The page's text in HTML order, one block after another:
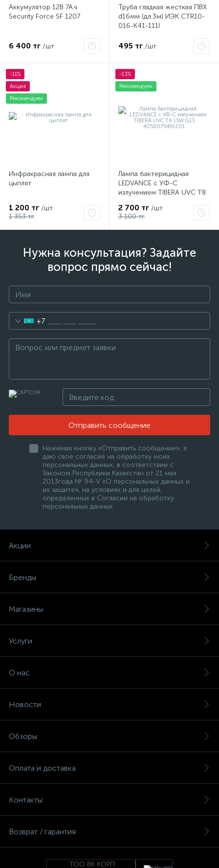
Аккумулятор 12В 7А.ч
Security Force SF 1207
6 400 тг /шт
Труба гладкая жесткая ПВХ
d16мм (дл.3м) ИЭК CTR10-
016-K41-111I
495 тг /шт
-11%
Акция
Рекомендуем
Инфракрасная лампа для
цыплят
1 200 тг /шт
1 353 тг
-13%
Рекомендуем
Лампа бактерицидная
LEDVANCE с УФ-С
излучением TIBERA UVC T8
2 700 тг /шт
3 100 тг
Нужна консультация? Задайте
вопрос прямо сейчас!
+7
Отправить сообщение
Нажимая кнопку «Отправить сообщение», я
даю свое согласие на обработку моих
персональных данных, в соответствии с
Законом Республики Казахстан от 21 мая
2013года № 94-V «О персональных данных и
их защите», на условиях и для целей,
определенных в Согласии на обработку
персональных данных
Акции
Бренды
Магазины
Услуги
О нас
Новости
Обзоры
Оплата и доставка
Контакты
Возврат / гарантия
ТОО ВК КОРП